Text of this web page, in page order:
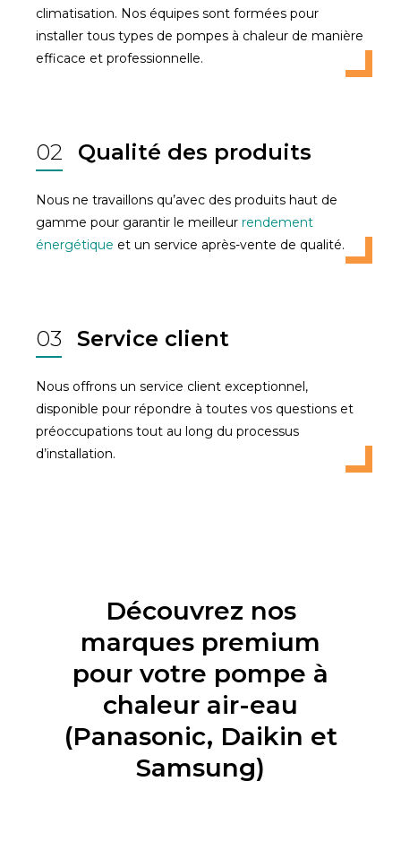
climatisation. Nos équipes sont formées pour
installer tous types de pompes à chaleur de manière
efficace et professionnelle.
02 Qualité des produits
Nous ne travaillons qu’avec des produits haut de
gamme pour garantir le meilleur rendement
énergétique et un service après-vente de qualité.
03 Service client
Nous offrons un service client exceptionnel,
disponible pour répondre à toutes vos questions et
préoccupations tout au long du processus
d’installation.
Découvrez nos
marques premium
pour votre pompe à
chaleur air-eau
(Panasonic, Daikin et
Samsung)